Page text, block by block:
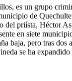
es un grupo
de
del priísta, Héctor
en siete
baja, pero tras dos
se ha expandido